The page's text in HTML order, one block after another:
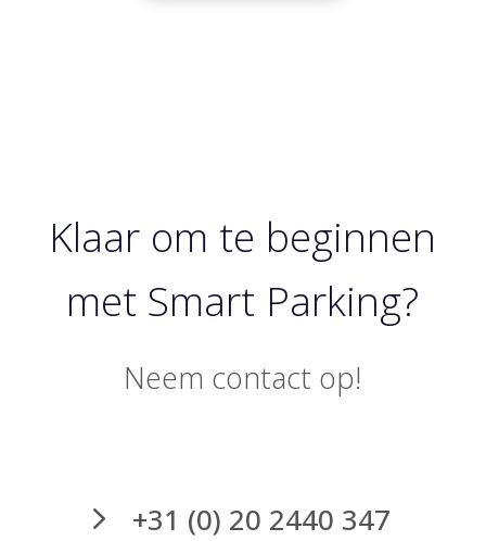
Klaar om te beginnen
met Smart Parking?
Neem contact op!
+31 (0) 20 2440 347